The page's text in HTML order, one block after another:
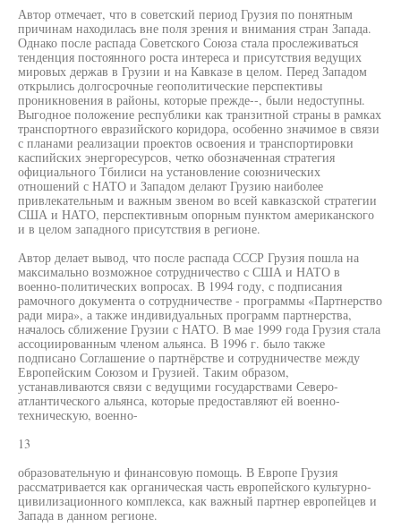
Автор отмечает, что в советский период Грузия по понятным
причинам находилась вне поля зрения и внимания стран Запада.
Однако после распада Советского Союза стала прослеживаться
тенденция постоянного роста интереса и присутствия ведущих
мировых держав в Грузии и на Кавказе в целом. Перед Западом
открылись долгосрочные геополитические перспективы
проникновения в районы, которые прежде--, были недоступны.
Выгодное положение республики как транзитной страны в рамках
транспортного евразийского коридора, особенно значимое в связи
с планами реализации проектов освоения и транспортировки
каспийских энергоресурсов, четко обозначенная стратегия
официального Тбилиси на установление союзнических
отношений с НАТО и Западом делают Грузию наиболее
привлекательным и важным звеном во всей кавказской стратегии
США и НАТО, перспективным опорным пунктом американского
и в целом западного присутствия в регионе.
Автор делает вывод, что после распада СССР Грузия пошла на
максимально возможное сотрудничество с США и НАТО в
военно-политических вопросах. В 1994 году, с подписания
рамочного документа о сотрудничестве - программы «Партнерство
ради мира», а также индивидуальных программ партнерства,
началось сближение Грузии с НАТО. В мае 1999 года Грузия стала
ассоциированным членом альянса. В 1996 г. было также
подписано Соглашение о партнёрстве и сотрудничестве между
Европейским Союзом и Грузией. Таким образом,
устанавливаются связи с ведущими государствами Северо-
атлантического альянса, которые предоставляют ей военно-
техническую, военно-
13
образовательную и финансовую помощь. В Европе Грузия
рассматривается как органическая часть европейского культурно-
цивилизационного комплекса, как важный партнер европейцев и
Запада в данном регионе.